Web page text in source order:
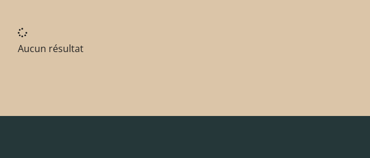
Aucun résultat